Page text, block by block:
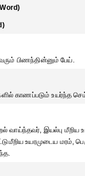
பிணந்தின்னும் பேய்.
காணப்படும் உயர்ந்த
வாய்ந்தவர், இயல்பு
உயரமுடைய மரம்,